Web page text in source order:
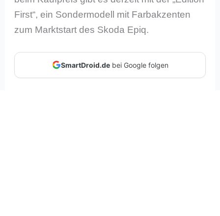
First“, ein Sondermodell mit Farbakzenten
zum Marktstart des Skoda Epiq.
SmartDroid.debei Google folgen